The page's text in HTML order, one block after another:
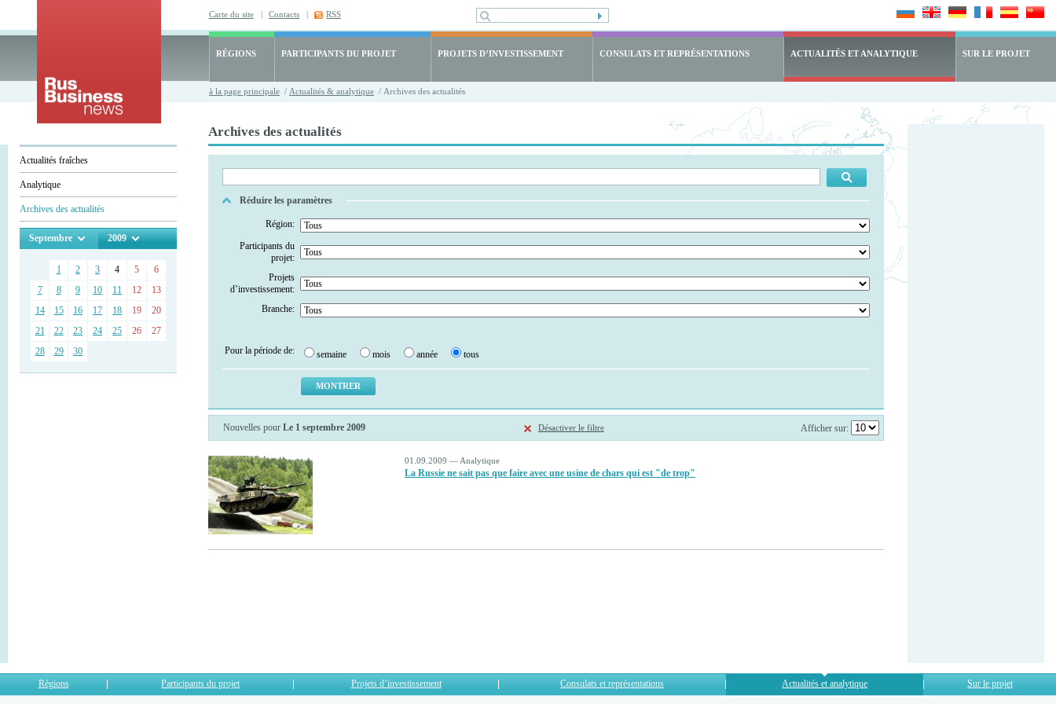
Carte du site | Contacts | RSS
RÉGIONS PARTICIPANTS DU PROJET PROJETS D’INVESTISSEMENT CONSULATS ET REPRÉSENTATIONS ACTUALITÉS ET ANALYTIQUE SUR LE PROJET
à la page principale / Actualités & analytique / Archives des actualités
Actualités fraîches
Analytique
Archives des actualités
Septembre 2009
1 2 3 4 5
6
7
8 9 10 11 12
13
14
15 16 17 18 19
20
21
22 23 24 25 26
27
28
29 30
Archives des actualités
Réduire les paramètres
Région:
Participants du
projet:
Projets
d’investissement:
Branche:
Pour la période de: semaine mois année tous
Nouvelles pour Le 1 septembre 2009 Désactiver le filtre Afficher sur:
01.09.2009 — Analytique
La Russie ne sait pas que faire avec une usine de chars qui est "de trop"
Régions Participants du projet Projets d’investissement Consulats et représentations Actualités et analytique Sur le projet